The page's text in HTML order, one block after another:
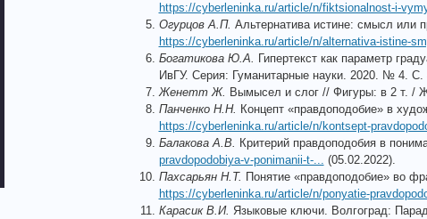
https://cyberleninka.ru/article/n/fiktsionalnost-i-
Огурцов А.П. Альтернатива истине: смысл или
https://cyberleninka.ru/article/n/alternativa-istine-
Богатикова Ю.А. Гипертекст как параметр
ИвГУ. Серия: Гуманитарные науки. 2020. № 4. С.
Женетт Ж. Вымысел и слог // Фигуры: в 2 т. /
Панченко Н.Н. Концепт «правдоподобие» в
https://cyberleninka.ru/article/n/kontsept-
Балакова А.В. Критерий правдоподобия в
pravdopodobiya-v-ponimanii-t-... (05.02.2022).
Пахсарьян Н.Т. Понятие «правдоподобие» во
https://cyberleninka.ru/article/n/ponyatie-
Карасик В.И. Языковые ключи. Волгоград: